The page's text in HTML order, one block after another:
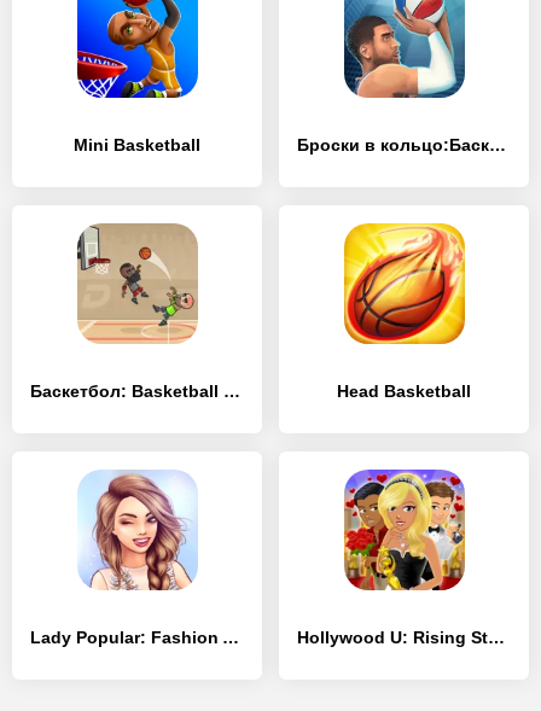
Mini Basketball Броски в кольцо:Баскетбол игры
Баскетбол: Basketball Battle Head Basketball
Lady Popular: Fashion Arena Hollywood U: Rising Stars